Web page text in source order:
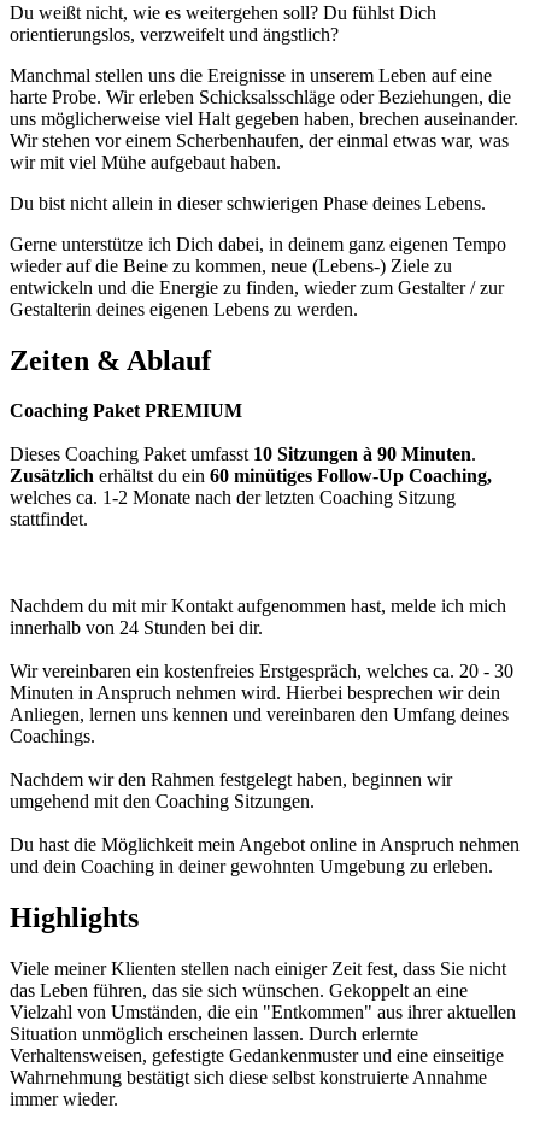
Du weißt nicht, wie es weitergehen soll? Du fühlst Dich
orientierungslos, verzweifelt und ängstlich?
Manchmal stellen uns die Ereignisse in unserem Leben auf eine
harte Probe. Wir erleben Schicksalsschläge oder Beziehungen, die
uns möglicherweise viel Halt gegeben haben, brechen auseinander.
Wir stehen vor einem Scherbenhaufen, der einmal etwas war, was
wir mit viel Mühe aufgebaut haben.
Du bist nicht allein in dieser schwierigen Phase deines Lebens.
Gerne unterstütze ich Dich dabei, in deinem ganz eigenen Tempo
wieder auf die Beine zu kommen, neue (Lebens-) Ziele zu
entwickeln und die Energie zu finden, wieder zum Gestalter / zur
Gestalterin deines eigenen Lebens zu werden.
Zeiten & Ablauf
Coaching Paket PREMIUM
Dieses Coaching Paket umfasst10 Sitzungen à 90 Minuten.
Zusätzlich erhältst du ein 60 minütiges Follow-Up Coaching,
welches ca. 1-2 Monate nach der letzten Coaching Sitzung
stattfindet.
Nachdem du mit mir Kontakt aufgenommen hast, melde ich mich
innerhalb von 24 Stunden bei dir.
Wir vereinbaren ein kostenfreies Erstgespräch, welches ca. 20 - 30
Minuten in Anspruch nehmen wird. Hierbei besprechen wir dein
Anliegen, lernen uns kennen und vereinbaren den Umfang deines
Coachings.
Nachdem wir den Rahmen festgelegt haben, beginnen wir
umgehend mit den Coaching Sitzungen.
Du hast die Möglichkeit mein Angebot online in Anspruch nehmen
und dein Coaching in deiner gewohnten Umgebung zu erleben.
Highlights
Viele meiner Klienten stellen nach einiger Zeit fest, dass Sie nicht
das Leben führen, das sie sich wünschen. Gekoppelt an eine
Vielzahl von Umständen, die ein "Entkommen" aus ihrer aktuellen
Situation unmöglich erscheinen lassen. Durch erlernte
Verhaltensweisen, gefestigte Gedankenmuster und eine einseitige
Wahrnehmung bestätigt sich diese selbst konstruierte Annahme
immer wieder.